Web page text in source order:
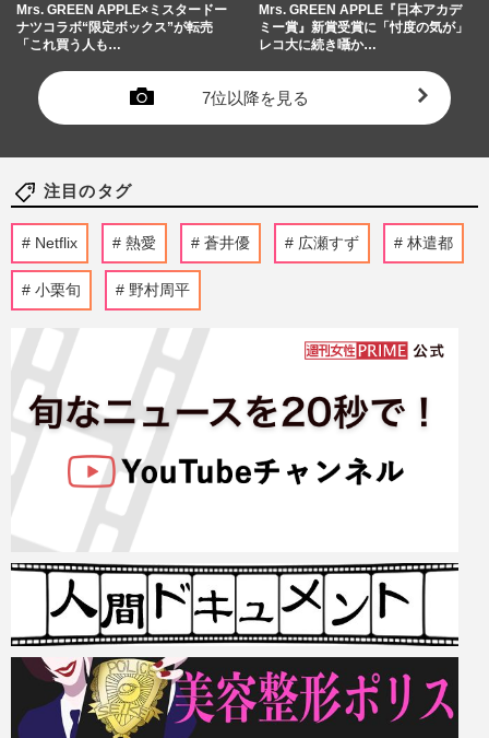
Mrs. GREEN APPLE×ミスタードー
ナツコラボ“限定ボックス”が転売
「これ買う人も…
Mrs. GREEN APPLE『日本アカデ
ミー賞』新賞受賞に「忖度の気が」
レコ大に続き囁か…
7位以降を見る
注目のタグ
Netflix 熱愛 蒼井優 広瀬すず 林遣都
小栗旬 野村周平